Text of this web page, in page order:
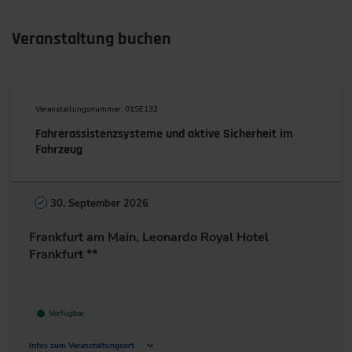
Veranstaltung buchen
Veranstaltungsnummer: 01SE132
Fahrerassistenzsysteme und aktive Sicherheit im
Fahrzeug
30. September 2026
Frankfurt am Main, Leonardo Royal Hotel
Frankfurt **
Verfügbar
Infos zum Veranstaltungsort